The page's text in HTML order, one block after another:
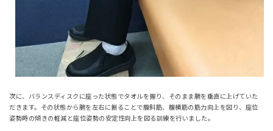
次に、バランスディスクに座った状態でタオルを握り、そのまま腕を垂直に上げていた
だきます。その状態から腕を左右に振ることで腹斜筋、腹横筋の筋力向上を図り、座位
姿勢時の傾きの軽減と座位姿勢の安定性向上を図る訓練を行いました。